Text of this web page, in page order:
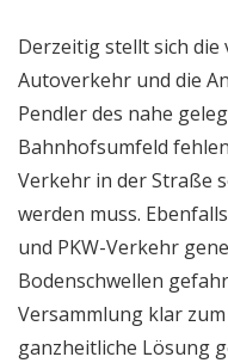
Derzeitig stellt sich
Autoverkehr und die
Pendler des nahe
Bahnhofsumfeld
Verkehr in der Straße
werden muss.
und PKW-Verkehr
Bodenschwellen
Versammlung klar
ganzheitliche Lösung